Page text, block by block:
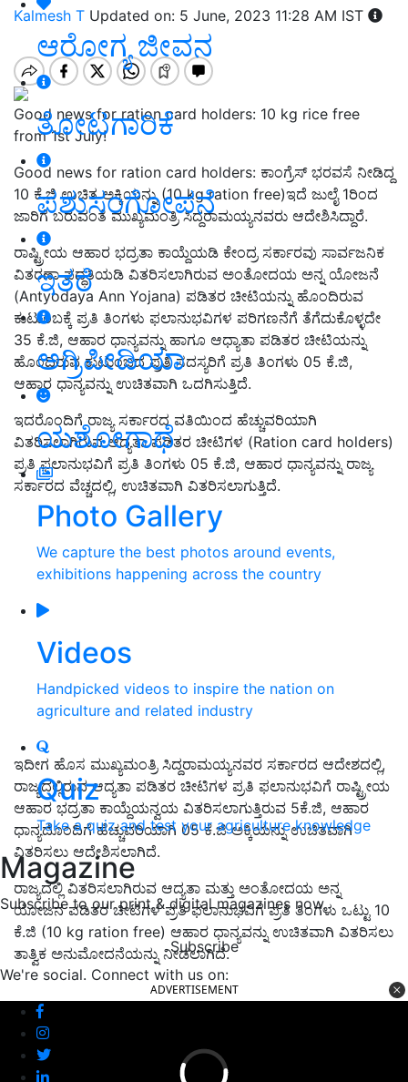
ಆರೋಗ್ಯ ಜೀವನ
ತೋಟಗಾರಿಕೆ
ಪಶುಸಂಗೋಪನೆ
ಇತರೆ
ಅಗ್ರಿಪೀಡಿಯಾ
ಯಶೋಗಾಥೆ
Photo Gallery
We capture the best photos around events,
exhibitions happening across the country
Videos
Handpicked videos to inspire the nation on
agriculture and related industry
Quiz
Take a quiz and test your agriculture knowledge
Magazine
Subscribe to our print & digital magazines now
Subscribe
We're social. Connect with us on:
Kalmesh T Updated on: 5 June, 2023 11:28 AM IST
Good news for ration card holders: 10 kg rice free
from 1st July!
Good news for ration card holders: ಕಾಂಗ್ರೆಸ್‌ ಭರವಸೆ ನೀಡಿದ್ದ
10 ಕೆ.ಜಿ ಉಚಿತ ಅಕ್ಕಿಯನ್ನು (10 kg ration free)ಇದೆ ಜುಲೈ 1ರಿಂದ
ಜಾರಿಗೆ ಬರುವಂತೆ ಮುಖ್ಯಮಂತ್ರಿ ಸಿದ್ದರಾಮಯ್ಯನವರು ಆದೇಶಿಸಿದ್ದಾರೆ.
ರಾಷ್ಟ್ರೀಯ ಆಹಾರ ಭದ್ರತಾ ಕಾಯ್ದೆಯಡಿ ಕೇಂದ್ರ ಸರ್ಕಾರವು ಸಾರ್ವಜನಿಕ
ವಿತರಣಾ ಪದ್ಧತಿಯಡಿ ವಿತರಿಸಲಾಗಿರುವ ಅಂತೋದಯ ಅನ್ನ ಯೋಜನೆ
(Antyodaya Ann Yojana) ಪಡಿತರ ಚೀಟಿಯನ್ನು ಹೊಂದಿರುವ
ಕುಟುಂಬಕ್ಕೆ ಪ್ರತಿ ತಿಂಗಳು ಫಲಾನುಭವಿಗಳ ಪರಿಗಣನೆಗೆ ತೆಗೆದುಕೊಳ್ಳದೇ
35 ಕೆ.ಜಿ, ಆಹಾರ ಧಾನ್ಯವನ್ನು ಹಾಗೂ ಆಧ್ಯಾತಾ ಪಡಿತರ ಚೀಟಿಯನ್ನು
ಹೊಂದಿರುವ ಕುಟುಂಬದ ಪ್ರತಿ ಸದಸ್ಯರಿಗೆ ಪ್ರತಿ ತಿಂಗಳು 05 ಕೆ.ಜಿ,
ಆಹಾರ ಧಾನ್ಯವನ್ನು ಉಚಿತವಾಗಿ ಒದಗಿಸುತ್ತಿದೆ.
ಇದರೊಂದಿಗೆ ರಾಜ್ಯ ಸರ್ಕಾರದ ವತಿಯಿಂದ ಹೆಚ್ಚುವರಿಯಾಗಿ
ವಿತರಿಸಲಾಗಿರುವ ಆದ್ಯತಾ ಪಡಿತರ ಚೀಟಿಗಳ (Ration card holders)
ಪ್ರತಿ ಫಲಾನುಭವಿಗೆ ಪ್ರತಿ ತಿಂಗಳು 05 ಕೆ.ಜಿ, ಆಹಾರ ಧಾನ್ಯವನ್ನು ರಾಜ್ಯ
ಸರ್ಕಾರದ ವೆಚ್ಚದಲ್ಲಿ, ಉಚಿತವಾಗಿ ವಿತರಿಸಲಾಗುತ್ತಿದೆ.
ಇದೀಗ ಹೊಸ ಮುಖ್ಯಮಂತ್ರಿ ಸಿದ್ದರಾಮಯ್ಯನವರ ಸರ್ಕಾರದ ಆದೇಶದಲ್ಲಿ,
ರಾಜ್ಯದಲ್ಲಿರುವ ಆದ್ಯತಾ ಪಡಿತರ ಚೀಟಿಗಳ ಪ್ರತಿ ಫಲಾನುಭವಿಗೆ ರಾಷ್ಟ್ರೀಯ
ಆಹಾರ ಭದ್ರತಾ ಕಾಯ್ದೆಯನ್ವಯ ವಿತರಿಸಲಾಗುತ್ತಿರುವ 5ಕೆ.ಜಿ, ಆಹಾರ
ಧಾನ್ಯದೊಂದಿಗೆ ಹೆಚ್ಚುವರಿಯಾಗಿ 05 ಕೆ.ಜಿ ಅಕ್ಕಿಯನ್ನು ಉಚಿತವಾಗಿ
ವಿತರಿಸಲು ಆದೇಶಿಸಲಾಗಿದೆ.
ರಾಜ್ಯದಲ್ಲಿ ವಿತರಿಸಲಾಗಿರುವ ಆದ್ಯತಾ ಮತ್ತು ಅಂತೋದಯ ಅನ್ನ
ಯೋಜನ ಪಡಿತರ ಚೀಟಿಗಳ ಪ್ರತಿ ಫಲಾನುಭವಿಗೆ ಪ್ರತಿ ತಿಂಗಳು ಒಟ್ಟು 10
ಕೆ.ಜಿ (10 kg ration free) ಆಹಾರ ಧಾನ್ಯವನ್ನು ಉಚಿತವಾಗಿ ವಿತರಿಸಲು
ತಾತ್ವಿಕ ಅನುಮೋದನೆಯನ್ನು ನೀಡಲಾಗಿದೆ.
ADVERTISEMENT